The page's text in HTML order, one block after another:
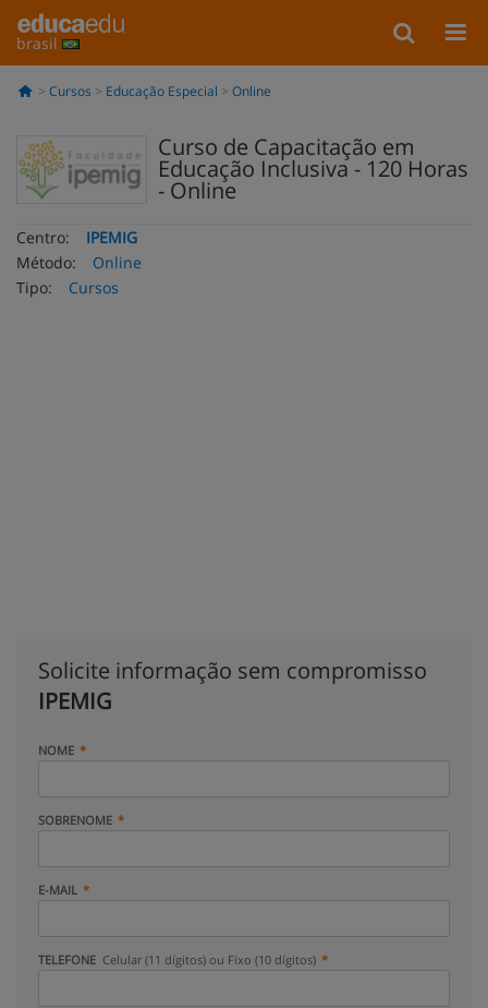
brasil
Cursos Educação Especial Online
Curso de Capacitação em
Educação Inclusiva - 120 Horas
- Online
Centro:
IPEMIG
Método:
Online
Tipo:
Cursos
Solicite informação sem compromisso
IPEMIG
NOME
SOBRENOME
E-MAIL
TELEFONE Celular (11 dígitos) ou Fixo (10 dígitos)